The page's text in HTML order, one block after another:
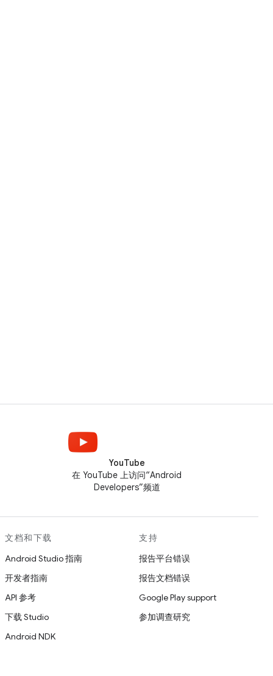
YouTube
在 YouTube 上访问“Android
Developers”频道
文档和下载
Android Studio 指南
开发者指南
API 参考
下载 Studio
Android NDK
支持
报告平台错误
报告文档错误
Google Play support
参加调查研究